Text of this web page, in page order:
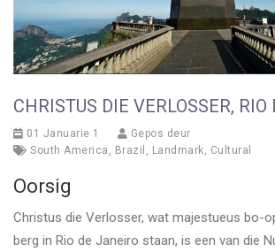
CHRISTUS DIE VERLOSSER,
01 Januarie 1
Gepos deur
South America
Brazil Landmark Cultural
Oorsig
Christus die Verlosser, wat majestueus bo-
berg in Rio de Janeiro staan, is een van die